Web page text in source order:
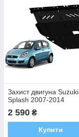
Захист двигуна Suzuki
Splash 2007-2014
2 590 ₴
Купити